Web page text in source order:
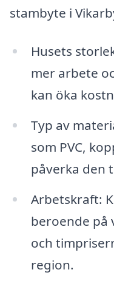
stambyte i
Husets
mer arbete
kan öka
Typ av
som PVC,
påverka den
Arbetskraft:
beroende på
och
region.